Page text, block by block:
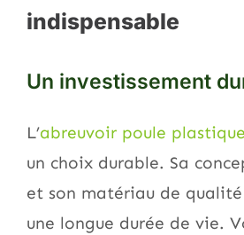
indispensable
Un investissement
L’abreuvoir poule
un choix durable. Sa
et son matériau de
une longue durée de vie.